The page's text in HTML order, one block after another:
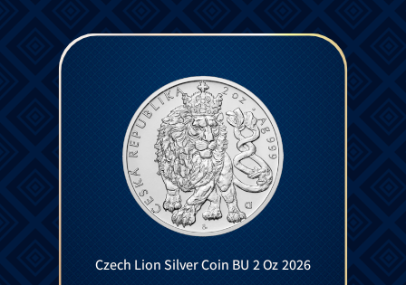
Czech Lion Silver Coin BU 2 Oz 2026